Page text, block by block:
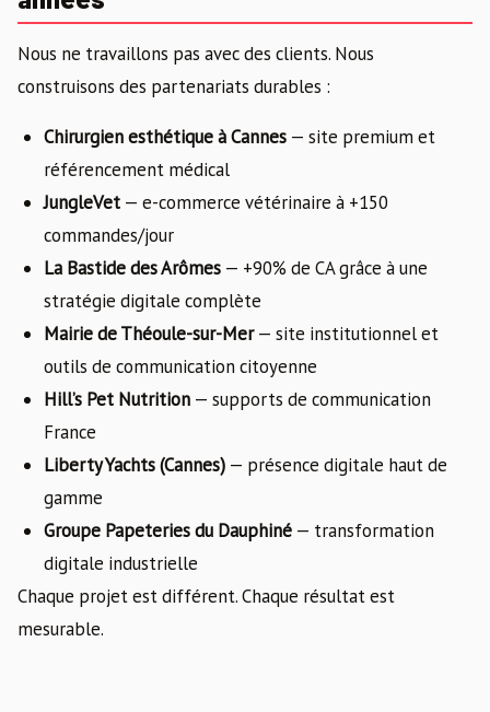
Nous ne travaillons pas avec des clients. Nous
construisons des partenariats durables :
Chirurgien esthétique à Cannes — site premium et
référencement médical
JungleVet — e-commerce vétérinaire à +150
commandes/jour
La Bastide des Arômes — +90% de CA grâce à une
stratégie digitale complète
Mairie de Théoule-sur-Mer— site institutionnel et
outils de communication citoyenne
Hill’s Pet Nutrition — supports de communication
France
Liberty Yachts (Cannes) — présence digitale haut de
gamme
Groupe Papeteries du Dauphiné — transformation
digitale industrielle
Chaque projet est différent. Chaque résultat est
mesurable.